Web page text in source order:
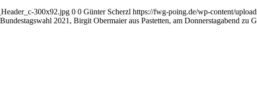
300x92.jpg 0 0 Günter Scherzl https://fwg-poing.de/wp-content/
2021, Birgit Obermaier aus Pastetten, am Donnerstagabend zu